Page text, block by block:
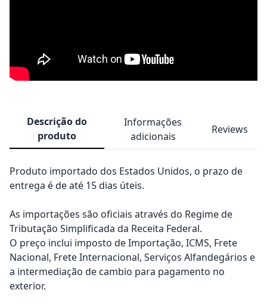
Descrição do
produto
Informações
adicionais
Reviews
Produto importado dos Estados Unidos, o prazo de
entrega é de até 15 dias úteis.
As importações são oficiais através do Regime de
Tributação Simplificada da Receita Federal.
O preço inclui imposto de Importação, ICMS, Frete
Nacional, Frete Internacional, Serviços Alfandegários e
a intermediação de cambio para pagamento no
exterior.